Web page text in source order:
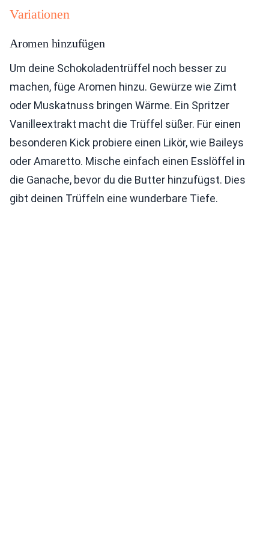
Variationen
Aromen hinzufügen
Um deine Schokoladentrüffel noch besser zu
machen, füge Aromen hinzu. Gewürze wie Zimt
oder Muskatnuss bringen Wärme. Ein Spritzer
Vanilleextrakt macht die Trüffel süßer. Für einen
besonderen Kick probiere einen Likör, wie Baileys
oder Amaretto. Mische einfach einen Esslöffel in
die Ganache, bevor du die Butter hinzufügst. Dies
gibt deinen Trüffeln eine wunderbare Tiefe.